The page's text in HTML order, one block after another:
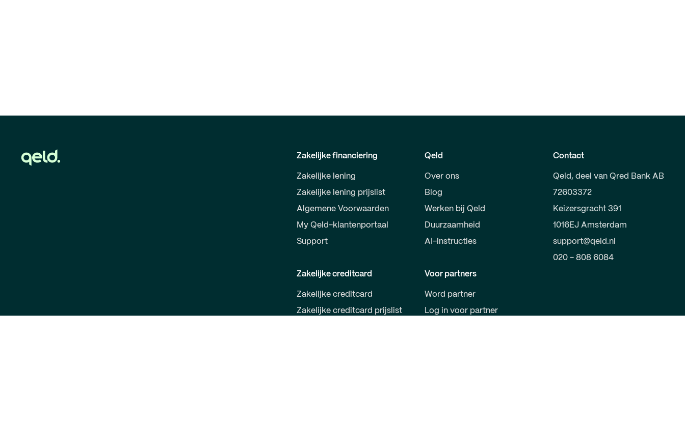
Zakelijke financiering
Zakelijke lening
Zakelijke lening prijslist
Algemene Voorwaarden
My Qeld-klantenportaal
Support
Zakelijke creditcard
Zakelijke creditcard
Zakelijke creditcard prijslist
Qeld
Over ons
Blog
Werken bij Qeld
Duurzaamheid
AI-instructies
Voor partners
Word partner
Log in voor partner
Contact
Qeld, deel van Qred Bank AB
72603372
Keizersgracht 391
1016EJ Amsterdam
support@qeld.nl
020 - 808 6084